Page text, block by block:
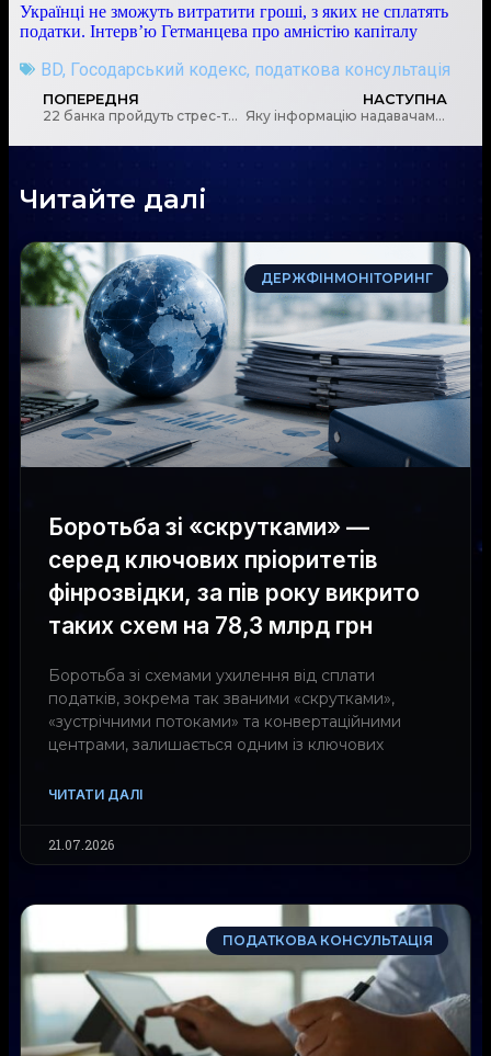
Українці не зможуть витратити гроші, з яких не сплатять
податки. Інтерв’ю Гетманцева про амністію капіталу
BD, Госодарський кодекс, податкова консультація
ПОПЕРЕДНЯ
22 банка пройдуть стрес-тестування цього року
НАСТУПНА
Яку інформацію надавачам фінпослуг необхідно подати зараз та як привести свою діяльність у відповідність до нових ліцензійних умов
Читайте далі
ДЕРЖФІНМОНІТОРИНГ
Боротьба зі «скрутками» —
серед ключових пріоритетів
фінрозвідки, за пів року викрито
таких схем на 78,3 млрд грн
Боротьба зі схемами ухилення від сплати
податків, зокрема так званими «скрутками»,
«зустрічними потоками» та конвертаційними
центрами, залишається одним із ключових
ЧИТАТИ ДАЛІ
21.07.2026
ПОДАТКОВА КОНСУЛЬТАЦІЯ